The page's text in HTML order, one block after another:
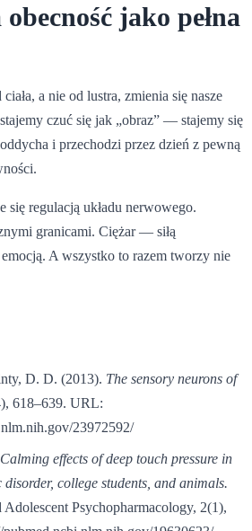
jako pełna
a nie od lustra, zmienia się nasze
czuć się jak „obraz” — stajemy się
i przechodzi przez dzień z pewną
się regulacją układu nerwowego.
granicami. Ciężar — siłą
A wszystko to razem tworzy nie
D. D. (2013). The sensory neurons of
618–639. URL:
23972592/
Calming effects of deep touch pressure in
college students, and animals.
Psychopharmacology, 2(1),